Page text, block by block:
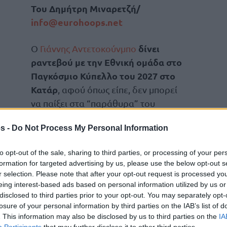
- Do Not Process My Personal Information
opt-out of the sale, sharing to third parties, or processing of your
for targeted advertising by us, please use the below opt-out
selection. Please note that after your opt-out request is processed
interest-based ads based on personal information utilized by us
to third parties prior to your opt-out. You may separately
of your personal information by third parties on the IAB’s list of
This information may also be disclosed by us to third parties on the
Του Δημήτρη Μιναρετζή/
info@eurohoops.net
Ο Γιάννης Αντετοκούνμπο δίνει
ραντεβού με την Εθνική ομάδα στο
Παγκόσμιο Κύπελλο του 2027 στο
Κατάρ , αφού όπως είπε, δεν μπορεί
να παίξει στα “παράθυρα” του
ατμόσφαιρα στο Παλέ ντε Σπορ της
του
Δεν περίμενα αυτή την αγάπη από
Έφερα, εγώ και η οικογένειά μου, τύχη.
κερδίσουμε, μη χάσουμε πρώτη φορά που